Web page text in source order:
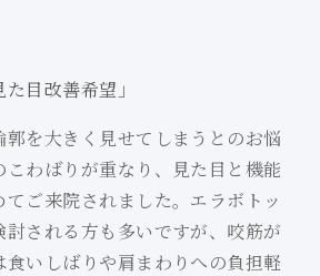
目改善希望」
を大きく見せてしまうとのお悩
わばりが重なり、見た目と機能
ご来院されました。エラボトッ
される方も多いですが、咬筋が
いしばりや肩まわりへの負担軽